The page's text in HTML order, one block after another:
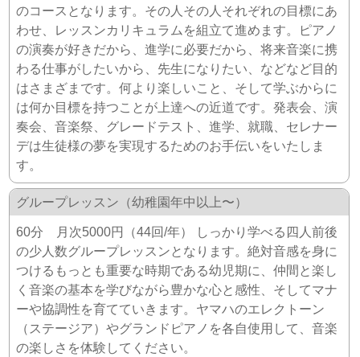
のコースとなります。その人その人それぞれの目標にあ
わせ、レッスンカリキュラムを組立て進めます。ピアノ
の演奏が好きだから、進学に必要だから、将来音楽に携
わる仕事がしたいから、先生になりたい、などなど目的
はさまざまです。何より楽しいこと、そして学ぶからに
は何か目標を持つことが上達への近道です。発表会、演
奏会、音楽祭、グレードテスト、進学、就職、セレナー
デは生徒様の夢を実現するためのお手伝いをいたしま
す。
グループレッスン（幼稚園年中以上〜）
60分 月次5000円（44回/年） しっかり学べる四人前後
の少人数グループレッスンとなります。絶対音感を身に
つけるもっとも重要な時期である幼児期に、仲間と楽し
く音楽の基本を学びながら豊かな心と感性、そしてマナ
ーや協調性を育てていきます。ヤマハのエレクトーン
（ステージア）やグランドピアノを各自使用して、音楽
の楽しさを体験してください。